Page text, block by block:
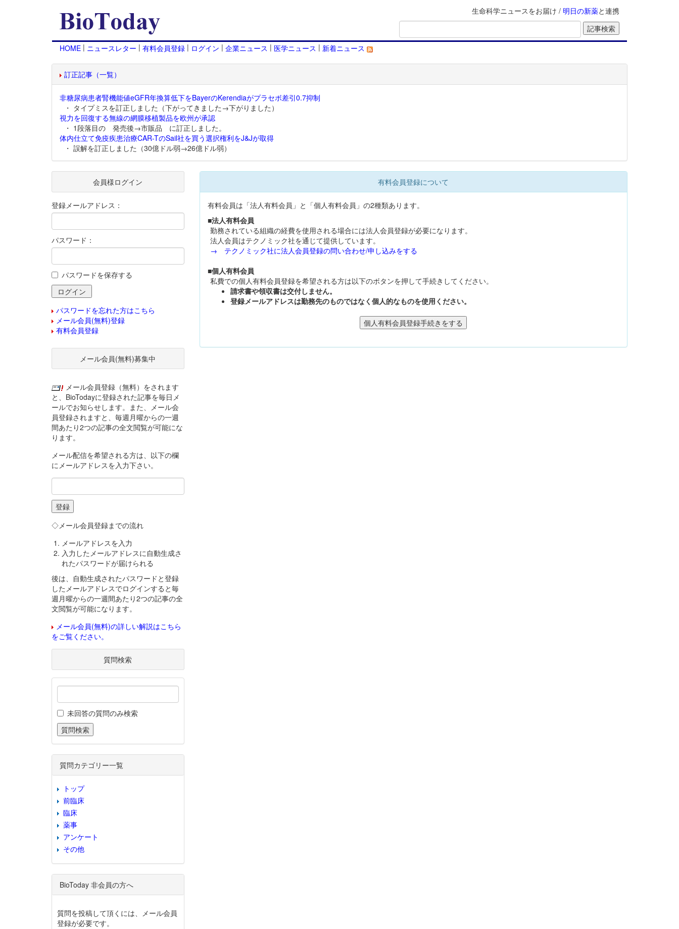
生命科学ニュースをお届け / 明日の新薬と連携
HOME | ニュースレター | 有料会員登録 | ログイン | 企業ニュース | 医学ニュース | 新着ニュース
訂正記事（一覧）
非糖尿病患者腎機能値eGFR年換算低下をBayerのKerendiaがプラセボ差引0.7抑制
・ タイプミスを訂正しました（下がってきました→下がりました）
視力を回復する無線の網膜移植製品を欧州が承認
・ 1段落目の 発売後→市販品 に訂正しました。
体内仕立て免疫疾患治療CAR-TのSail社を買う選択権利をJ&Jが取得
・ 誤解を訂正しました（30億ドル弱→26億ドル弱）
有料会員登録について
有料会員は「法人有料会員」と「個人有料会員」の2種類あります。
■法人有料会員
勤務されている組織の経費を使用される場合には法人会員登録が必要になります。
法人会員はテクノミック社を通じて提供しています。
→ テクノミック社に法人会員登録の問い合わせ/申し込みをする
■個人有料会員
私費での個人有料会員登録を希望される方は以下のボタンを押して手続きしてください。
請求書や領収書は交付しません。
登録メールアドレスは勤務先のものではなく個人的なものを使用ください。
会員様ログイン
登録メールアドレス：
パスワード：
パスワードを保存する
パスワードを忘れた方はこちら
メール会員(無料)登録
有料会員登録
メール会員(無料)募集中
メール会員登録（無料）をされます
と、BioTodayに登録された記事を毎日メ
ールでお知らせします。また、メール会
員登録されますと、毎週月曜からの一週
間あたり2つの記事の全文閲覧が可能にな
ります。
メール配信を希望される方は、以下の欄
にメールアドレスを入力下さい。
◇メール会員登録までの流れ
メールアドレスを入力
入力したメールアドレスに自動生成さ
れたパスワードが届けられる
後は、自動生成されたパスワードと登録
したメールアドレスでログインすると毎
週月曜からの一週間あたり2つの記事の全
文閲覧が可能になります。
メール会員(無料)の詳しい解説はこちら
をご覧ください。
質問検索
未回答の質問のみ検索
質問カテゴリー一覧
トップ
前臨床
臨床
薬事
アンケート
その他
BioToday 非会員の方へ
質問を投稿して頂くには、メール会員
登録が必要です。